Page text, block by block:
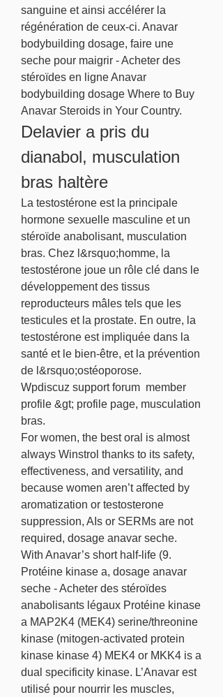
sanguine et ainsi accélérer la
régénération de ceux-ci. Anavar
bodybuilding dosage, faire une
seche pour maigrir - Acheter des
stéroïdes en ligne Anavar
bodybuilding dosage Where to Buy
Anavar Steroids in Your Country.
Delavier a pris du
dianabol, musculation
bras haltère
La testostérone est la principale
hormone sexuelle masculine et un
stéroïde anabolisant, musculation
bras. Chez l&rsquo;homme, la
testostérone joue un rôle clé dans le
développement des tissus
reproducteurs mâles tels que les
testicules et la prostate. En outre, la
testostérone est impliquée dans la
santé et le bien-être, et la prévention
de l&rsquo;ostéoporose.
Wpdiscuz support forum  member
profile &gt; profile page, musculation
bras.
For women, the best oral is almost
always Winstrol thanks to its safety,
effectiveness, and versatility, and
because women aren’t affected by
aromatization or testosterone
suppression, AIs or SERMs are not
required, dosage anavar seche.
With Anavar’s short half-life (9.
Protéine kinase a, dosage anavar
seche - Acheter des stéroïdes
anabolisants légaux Protéine kinase
a MAP2K4 (MEK4) serine/threonine
kinase (mitogen-activated protein
kinase kinase 4) MEK4 or MKK4 is a
dual specificity kinase. L’Anavar est
utilisé pour nourrir les muscles,